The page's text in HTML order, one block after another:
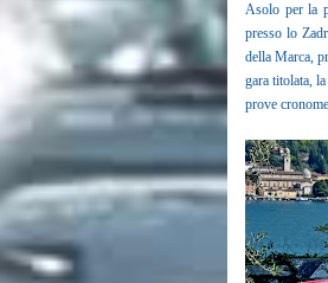
Asolo per la
presso lo
della Marca,
gara titolata,
prove